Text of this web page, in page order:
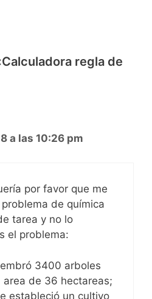
regla de
a las 10:26 pm
por favor que me
de química
tarea y no lo
el problema:
3400 arboles
area de 36 hectareas;
estableció un cultivo